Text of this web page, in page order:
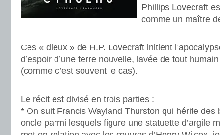
Phillips Lovecraft
comme un maître
Ces « dieux » de H.P. Lovecraft initient
d’espoir d’une terre nouvelle, lavée de tout
(comme c’est souvent le cas).
Le récit est divisé en trois parties :
* On suit Francis Wayland Thurston qui hérite des
oncle parmi lesquels figure une statuette d’argile